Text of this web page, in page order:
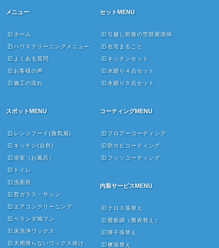
メニュー
ホーム
ハウスクリーニングメニュー
よくある質問
お客様の声
施工の流れ
セットMENU
引越し前後の空部屋清掃
在宅まるごと
キッチンセット
水廻り４点セット
水廻り５点セット
スポットMENU
レンジフード(換気扇)
キッチン(台所)
浴室（お風呂）
トイレ
洗面所
窓ガラス・サッシ
エアコンクリーニング
ベランダ鳩フン
床洗浄ワックス
犬用滑らないワックス掛け
コーティングMENU
フロアーコーティング
防カビコーティング
フッソコーティング
内装サービスMENU
クロス張替え
畳新調（畳表替え）
障子張替え
襖張替え